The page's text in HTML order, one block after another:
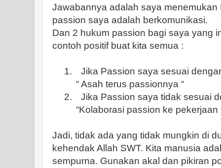
Jawabannya adalah saya menemukan
passion saya adalah berkomunikasi.
Dan 2 hukum passion bagi saya yang
contoh positif buat kita semua :
1.
Jika Passion saya sesuai
“ Asah terus passionnya “
2.
Jika Passion saya tidak sesuai
“Kolaborasi passion ke pekerjaan
Jadi, tidak ada yang tidak mungkin di
kehendak Allah SWT. Kita manusia
sempurna. Gunakan akal dan pikiran